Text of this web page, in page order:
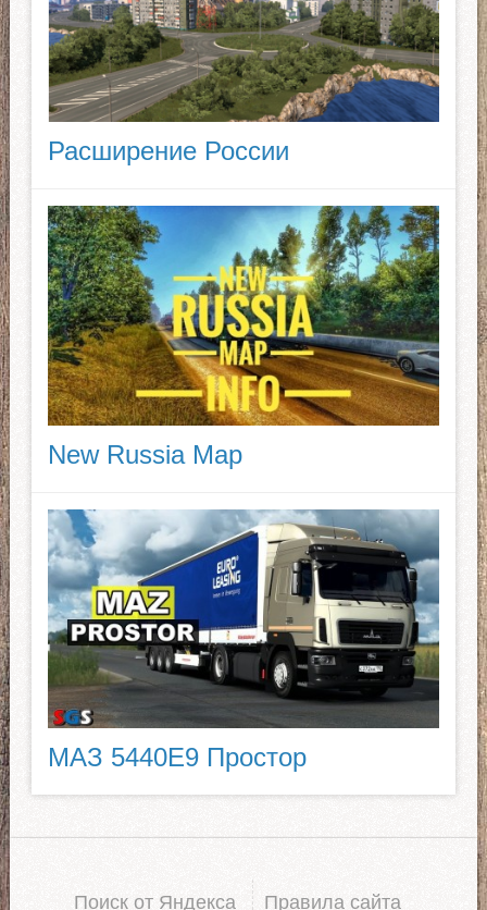
Расширение России
New Russia Map
МАЗ 5440E9 Простор
Поиск от Яндекса Правила сайта